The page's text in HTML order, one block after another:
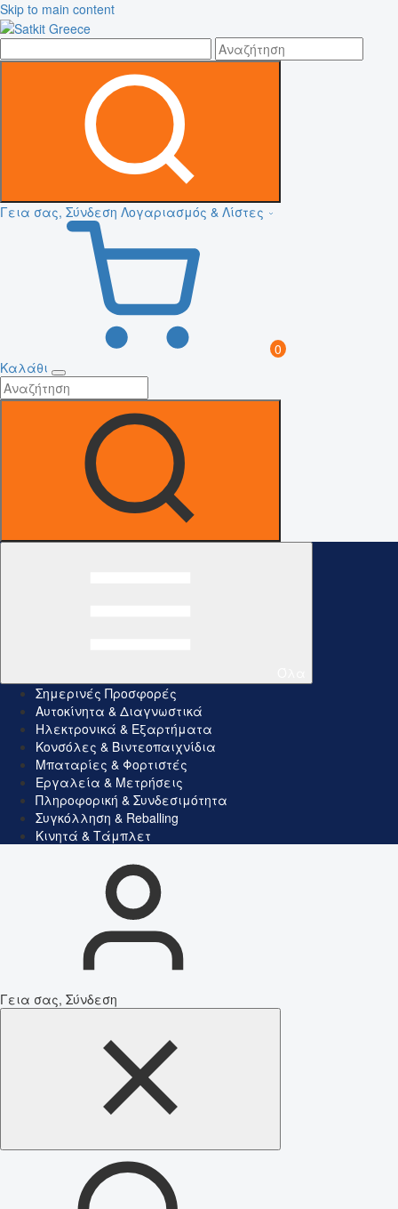
Skip to main content
Γεια σας, Σύνδεση Λογαριασμός & Λίστες
0
Καλάθι
Σημερινές Προσφορές
Αυτοκίνητα & Διαγνωστικά
Ηλεκτρονικά & Εξαρτήματα
Κονσόλες & Βιντεοπαιχνίδια
Μπαταρίες & Φορτιστές
Εργαλεία & Μετρήσεις
Πληροφορική & Συνδεσιμότητα
Συγκόλληση & Reballing
Κινητά & Τάμπλετ
Γεια σας, Σύνδεση